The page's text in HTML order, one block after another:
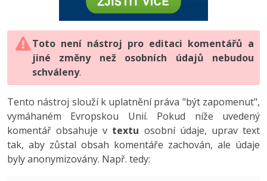
HTML5, CSS3, Bootstrap, SEO
SQL a databáze
Testování a verzování
UML a návrhové vzory
React
Spring
PHP
JavaScript
Python
HTML / CSS
UML a návrhové vzory
MySQL/MariaDB
Vývojář mobilních aplikací
C# Game developer
Tester
Systémový administrátor
-80%
JavaScript -80%
PHP -80%
Swift -80%
Kotlin -80%
Digitální gramotnost
Marketing
WordPress
SEO
UX
Business
Photoshop -80%
Adobe Illustrator -80%
Adobe Lightroom
Adobe XD
Adobe InDesign -25%
Adobe After Effects
Toto není nástroj pro editaci komentářů a
jiné změny než osobních údajů nebudou
schváleny.
Tento nástroj slouží k uplatnění práva "být zapomenut",
vymáhaném Evropskou Unií. Pokud níže uvedený
komentář obsahuje v textu osobní údaje, uprav text
tak, aby zůstal obsah komentáře zachován, ale údaje
byly anonymizovány. Např. tedy: